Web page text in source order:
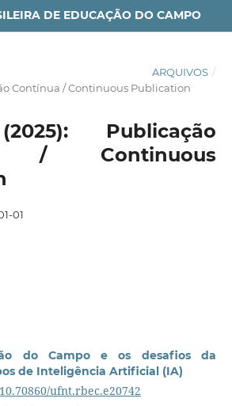
DE EDUCAÇÃO DO CAMPO
ARQUIVOS /
Contínua / Continuous Publication
Publicação
/ Continuous
01
do Campo e os desafios da
de Inteligência Artificial (IA)
ufnt.rbec.e20742